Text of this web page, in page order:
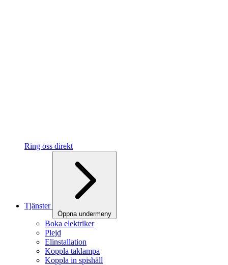
Ring oss direkt
Tjänster
Öppna undermeny
Boka elektriker
Plejd
Elinstallation
Koppla taklampa
Koppla in spishäll